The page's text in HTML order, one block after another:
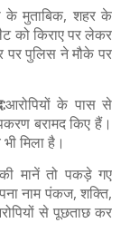
के मुताबिक, शहर के
को किराए पर लेकर
पर पुलिस ने मौके पर
आरोपियों के पास से
बरामद किए हैं।
मिला है।
मानें तो पकड़े गए
नाम पंकज, शक्ति,
से पूछताछ कर